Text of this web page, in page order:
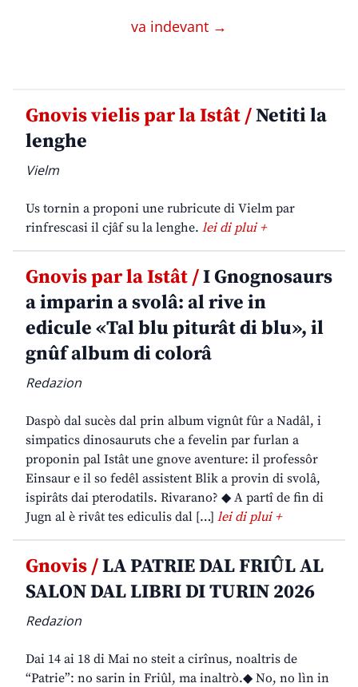
va indevant →
Gnovis vielis par la Istât /Netiti la
lenghe
Vielm
Us tornin a proponi une rubricute di Vielm par
rinfrescasi il cjâf su la lenghe. lei di plui +
Gnovis par la Istât /I Gnognosaurs
a imparin a svolâ: al rive in
edicule «Tal blu piturât di blu», il
gnûf album di colorâ
Redazion
Daspò dal sucès dal prin album vignût fûr a Nadâl, i
simpatics dinosauruts che a fevelin par furlan a
proponin pal Istât une gnove aventure: il professôr
Einsaur e il so fedêl assistent Blik a provin di svolâ,
ispirâts dai pterodatils. Rivarano? ◆ A partî de fin di
Jugn al è rivât tes ediculis dal […] lei di plui +
Gnovis /LA PATRIE DAL FRIÛL AL
SALON DAL LIBRI DI TURIN 2026
Redazion
Dai 14 ai 18 di Mai no steit a cirînus, noaltris de
“Patrie”: no sarin in Friûl, ma inaltrò.◆ No, no lìn in